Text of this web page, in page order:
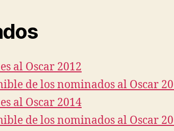
al Oscar 2012
de los nominados al Oscar
al Oscar 2014
de los nominados al Oscar